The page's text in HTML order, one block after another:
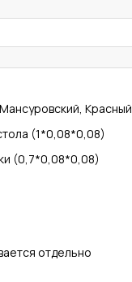
Красный
(1*0,08*0,08)
(0,7*0,08*0,08)
отдельно